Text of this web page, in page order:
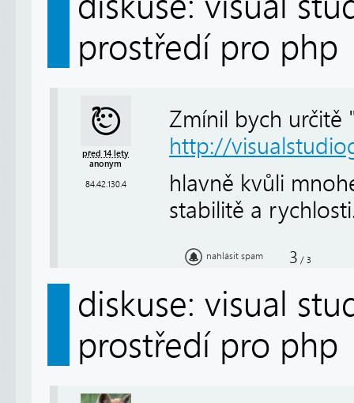
prostředí pro php
před 14 lety
anonym
84.42.130.4
Zmínil bych určitě
http://
hlavně kvůli
stabilitě a
nahlásit spam 3 / 3
diskuse: visual
prostředí pro php